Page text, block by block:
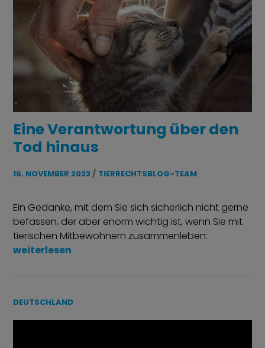
Eine Verantwortung über den
Tod hinaus
16. NOVEMBER 2023 TIERRECHTSBLOG-TEAM
Ein Gedanke, mit dem Sie sich sicherlich nicht gerne
befassen, der aber enorm wichtig ist, wenn Sie mit
tierischen Mitbewohnern zusammenleben:
„Eine Verantwortung über den Tod hinaus“
weiterlesen
DEUTSCHLAND